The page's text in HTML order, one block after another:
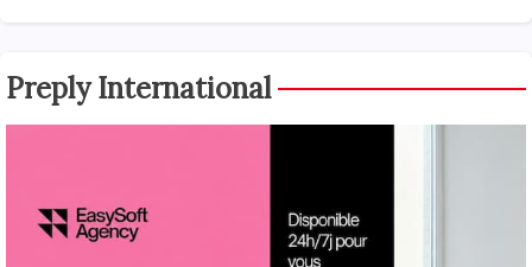
Preply International